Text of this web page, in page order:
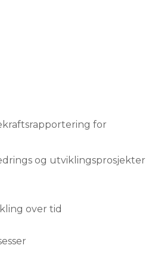
for
og utviklingsprosjekter
over tid